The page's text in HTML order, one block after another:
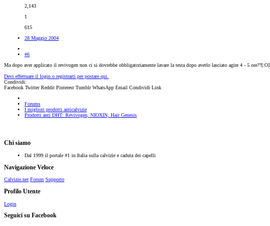
2,143
1
615
28 Maggio 2004
#6
Ma dopo aver applicato il revivogen non ci si dovrebbe obbligatoriamente lavare la testa dopo averlo lasciato agire 4 - 5 ore??[:O]
Devi effettuare il login o registrarti per postare qui.
Condividi:
Facebook Twitter Reddit Pinterest Tumblr WhatsApp Email Condividi Link
Forums
I migliori prodotti anticalvizie
Prodotti anti DHT: Revivogen, NIOXIN, Hair Genesis
Chi siamo
Dal 1999 il portale #1 in Italia sulla calvizie e caduta dei capelli
Navigazione Veloce
Calvizie.net Forum Supporto
Profilo Utente
Login
Seguici su Facebook